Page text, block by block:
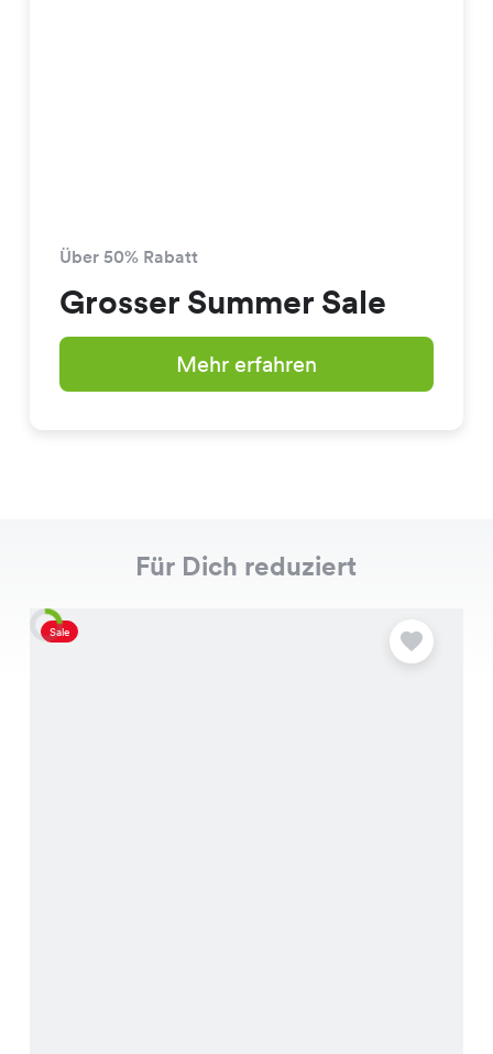
Über 50% Rabatt
Grosser Summer Sale
Mehr erfahren
Für Dich reduziert
Sale